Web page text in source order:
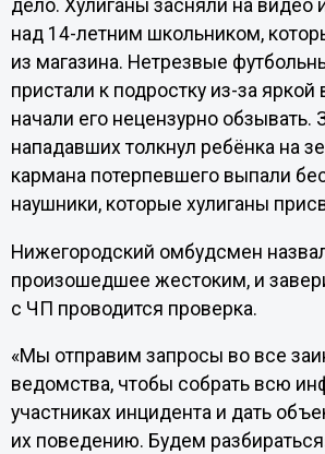
дело. Хулиганы засняли на видео
над 14-летним школьником,
из магазина. Нетрезвые
пристали к подростку из-за яркой
начали его нецензурно обзывать.
нападавших толкнул ребёнка на
кармана потерпевшего выпали
наушники, которые хулиганы
Нижегородский омбудсмен
произошедшее жестоким, и
с ЧП проводится проверка.
«Мы отправим запросы во все
ведомства, чтобы собрать всю
участниках инцидента и дать
их поведению. Будем